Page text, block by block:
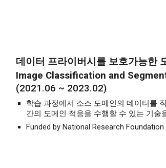
데이터 프라이버시를 보호가능한
Image Classification and
(2021.06 ~ 2023.02)
학습 과정에서 소스 도메인의 데이터를
간의 도메인 적응을 수행할 수 있는 기술
Funded by National Research